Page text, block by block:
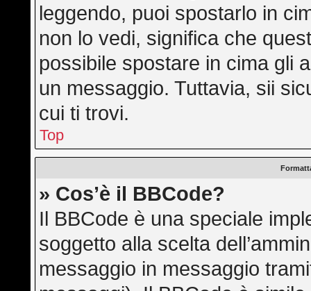
leggendo, puoi spostarlo in
non lo vedi, significa che
possibile spostare in cima gli
un messaggio. Tuttavia, sii
cui ti trovi.
Top
» Cos’è il BBCode?
Il BBCode è una speciale
soggetto alla scelta
messaggio in messaggio